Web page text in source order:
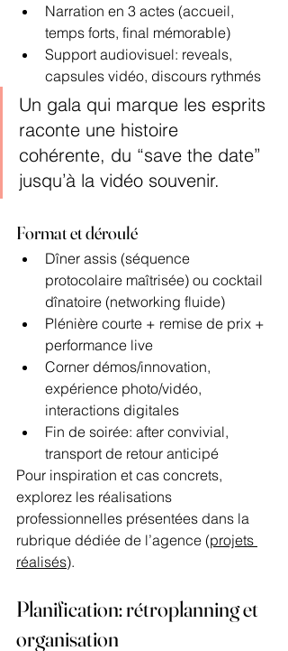
Narration en 3 actes (accueil,
temps forts, final mémorable)
Support audiovisuel: reveals,
capsules vidéo, discours rythmés
Un gala qui marque les esprits
raconte une histoire
cohérente, du “save the date”
jusqu’à la vidéo souvenir.
Format et déroulé
Dîner assis (séquence
protocolaire maîtrisée) ou cocktail
dînatoire (networking fluide)
Plénière courte + remise de prix +
performance live
Corner démos/innovation,
expérience photo/vidéo,
interactions digitales
Fin de soirée: after convivial,
transport de retour anticipé
Pour inspiration et cas concrets,
explorez les réalisations
professionnelles présentées dans la
rubrique dédiée de l’agence (projets
réalisés).
Planification: rétroplanning et
organisation